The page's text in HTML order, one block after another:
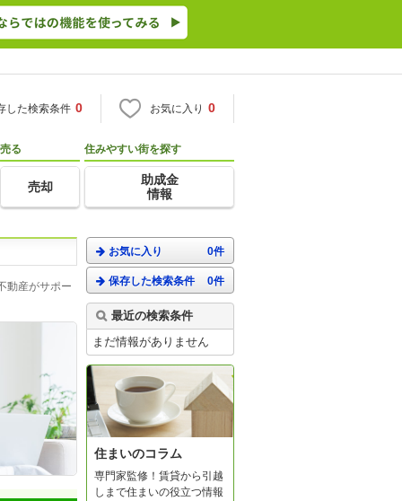
した検索条件 0 お気に入り 0
売る
売却
住みやすい街を探す
助成金
情報
動産がサポー
お気に入り 0件
保存した検索条件 0件
最近の検索条件
まだ情報がありません
住まいのコラム
専門家監修！賃貸から引越
しまで住まいの役立つ情報